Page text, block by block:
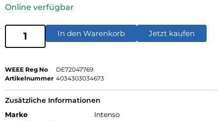
Online verfügbar
In den Warenkorb Jetzt kaufen
WEEE Reg No
DE72047769
Artikelnummer 4034303034673
Zusätzliche Informationen
Marke
Intenso